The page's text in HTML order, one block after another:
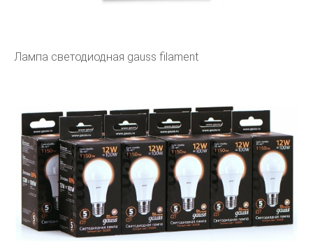
Лампа светодиодная gauss filament